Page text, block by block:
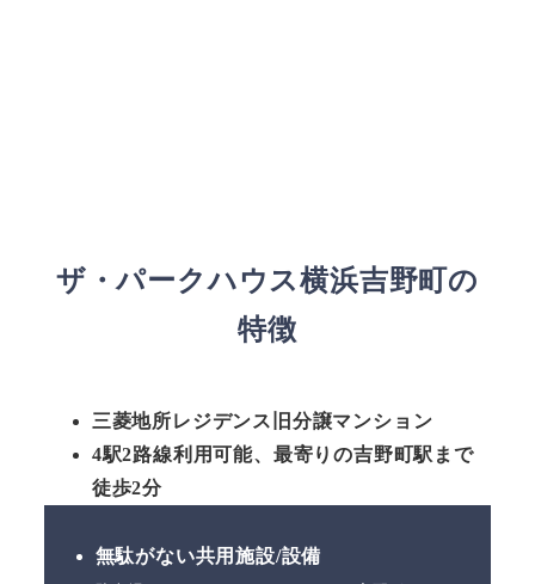
ザ・パークハウス横浜吉野町の
特徴
三菱地所レジデンス旧分譲マンション
4駅2路線利用可能、最寄りの吉野町駅まで
徒歩2分
無駄がない共用施設/設備